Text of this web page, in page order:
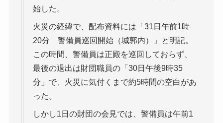
始した。
火災の経緯で、配布資料には「31日午前1時
20分 警備員巡回開始（城郭内）」と明記。
この時間、警備員は正殿を巡回しておらず、
最後の退出は財団職員の「30日午後9時35
分」で、火災に気付くまで約5時間の空白があ
った。
しかし1日の財団の会見では、警備員は午前1